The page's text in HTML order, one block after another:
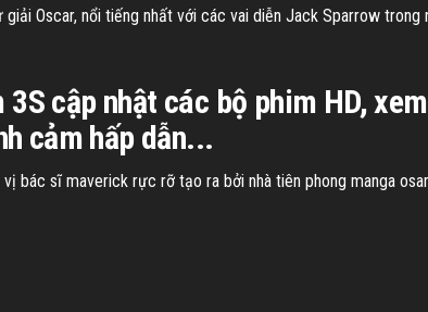
Oscar, nổi tiếng nhất với các vai diễn Jack Sparrow trong
cập nhật các bộ phim HD,
cảm hấp dẫn...
bác sĩ maverick rực rỡ tạo ra bởi nhà tiên phong manga